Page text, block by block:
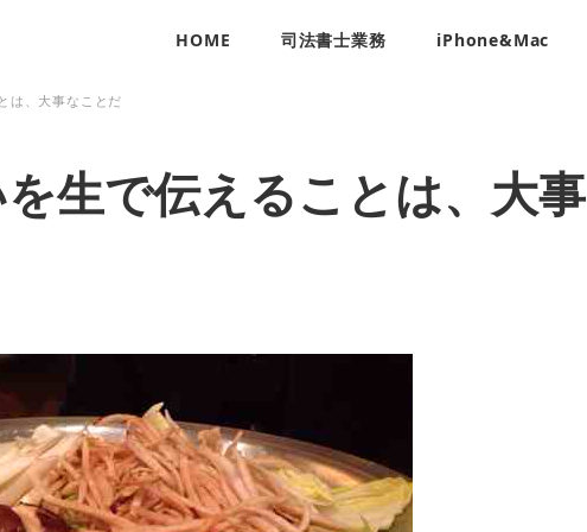
HOME 司法書士業務 iPhone&Mac
は、大事なことだ
を生で伝えることは、大事